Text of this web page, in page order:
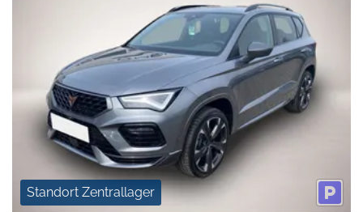
Standort Zentrallager